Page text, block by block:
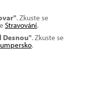
. Zkuste se
Stravování.
Desnou". Zkuste se
.